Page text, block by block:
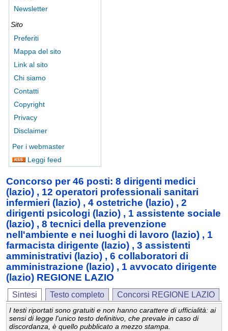
Newsletter
Sito
Preferiti
Mappa del sito
Link al sito
Chi siamo
Contatti
Copyright
Privacy
Disclaimer
Per i webmaster
Leggi feed
Concorso per 46 posti: 8 dirigenti medici
(lazio) , 12 operatori professionali sanitari
infermieri (lazio) , 4 ostetriche (lazio) , 2
dirigenti psicologi (lazio) , 1 assistente sociale
(lazio) , 8 tecnici della prevenzione
nell'ambiente e nei luoghi di lavoro (lazio) , 1
farmacista dirigente (lazio) , 3 assistenti
amministrativi (lazio) , 6 collaboratori di
amministrazione (lazio) , 1 avvocato dirigente
(lazio) REGIONE LAZIO
Sintesi Testo completo Concorsi REGIONE LAZIO
I testi riportati sono gratuiti e non hanno carattere di ufficialità: ai
sensi di legge l'unico testo definitivo, che prevale in caso di
discordanza, è quello pubblicato a mezzo stampa.